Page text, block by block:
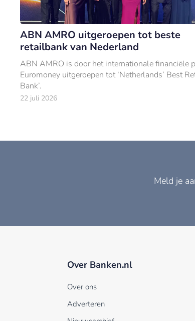
ABN AMRO uitgeroepen tot beste
retailbank van Nederland
ABN AMRO is door het internationale financiële
Euromoney uitgeroepen tot ‘Netherlands’ Best
Bank’.
22 juli 2026
Meld je
Over Banken.nl
Over ons
Adverteren